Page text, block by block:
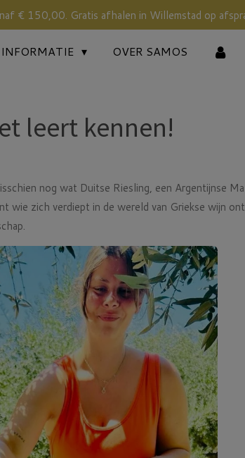
€ 150,00. Gratis afhalen in Willemstad op
INFORMATIE OVER SAMOS
leert kennen!
nog wat Duitse Riesling, een Argentijnse
wie zich verdiept in de wereld van Griekse wijn